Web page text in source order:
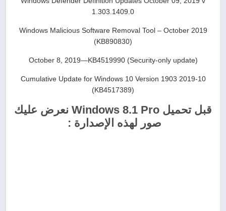
1.303.1409.0
Windows Malicious Software Removal Tool – October 2019
(KB890830)
October 8, 2019—KB4519990 (Security-only update)
2019-10 Cumulative Update for Windows 10 Version 1903
(KB4517389)
قبل تحميل Windows 8.1 Pro نعرض عليك
صور لهذه الإصدارة :